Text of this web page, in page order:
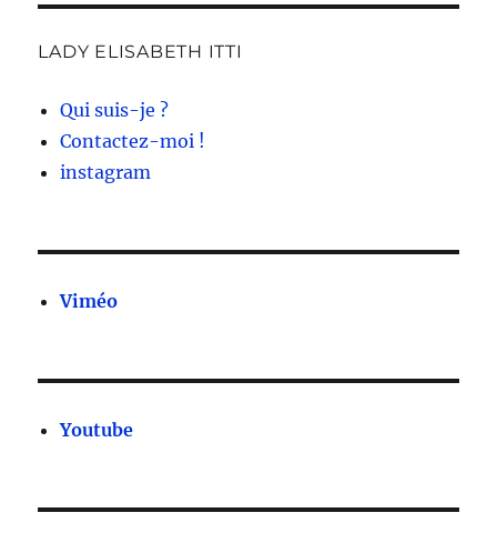
LADY ELISABETH ITTI
Qui suis-je ?
Contactez-moi !
instagram
Viméo
Youtube